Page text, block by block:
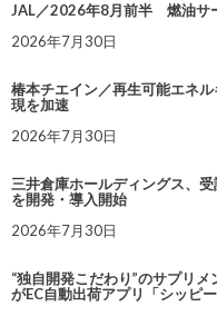
JAL／2026年8月前半 燃油サ
2026年7月30日
椿本チエイン／再生可能エネ
現を加速
2026年7月30日
三井倉庫ホールディングス、
を開発・導入開始
2026年7月30日
“独自開発こだわり”のサプリ
がEC自動出荷アプリ「シッピ